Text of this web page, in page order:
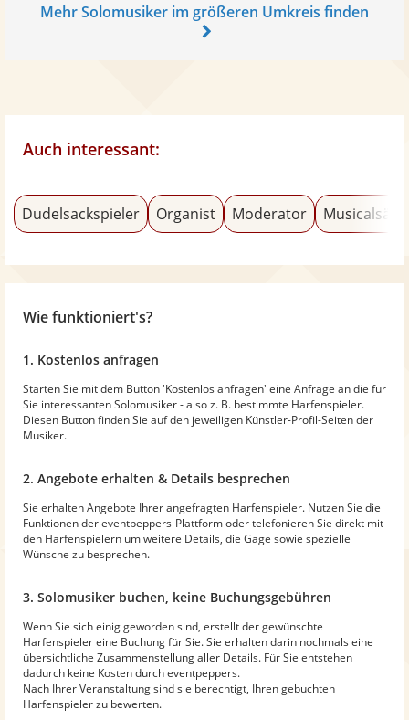
Mehr Solomusiker im größeren Umkreis finden
Auch interessant:
Dudelsackspieler Organist Moderator
Wie funktioniert's?
1. Kostenlos anfragen
Starten Sie mit dem Button 'Kostenlos anfragen' eine Anfrage an die für
Sie interessanten Solomusiker - also z. B. bestimmte Harfenspieler.
Diesen Button finden Sie auf den jeweiligen Künstler-Profil-Seiten der
Musiker.
2. Angebote erhalten & Details besprechen
Sie erhalten Angebote Ihrer angefragten Harfenspieler. Nutzen Sie die
Funktionen der eventpeppers-Plattform oder telefonieren Sie direkt mit
den Harfenspielern um weitere Details, die Gage sowie spezielle
Wünsche zu besprechen.
3. Solomusiker buchen, keine Buchungsgebühren
Wenn Sie sich einig geworden sind, erstellt der gewünschte
Harfenspieler eine Buchung für Sie. Sie erhalten darin nochmals eine
übersichtliche Zusammenstellung aller Details. Für Sie entstehen
dadurch keine Kosten durch eventpeppers.
Nach Ihrer Veranstaltung sind sie berechtigt, Ihren gebuchten
Harfenspieler zu bewerten.